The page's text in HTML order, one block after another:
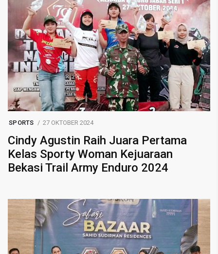
SPORTS 27 OKTOBER 2024
Cindy Agustin Raih Juara Pertama
Kelas Sporty Woman Kejuaraan
Bekasi Trail Army Enduro 2024